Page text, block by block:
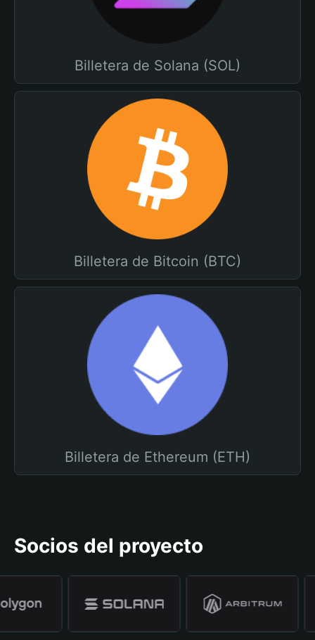
Billetera de Solana (SOL)
Billetera de Bitcoin (BTC)
Billetera de Ethereum (ETH)
Socios del proyecto